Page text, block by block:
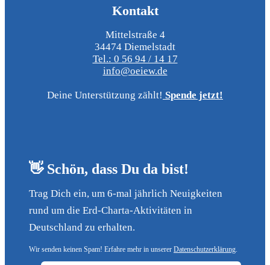
👋 Schön, dass Du da bist!
Trag Dich ein, um 6-mal jährlich Neuigkeiten
rund um die Erd-Charta-Aktivitäten in
Deutschland zu erhalten.
Wir senden keinen Spam! Erfahre mehr in unserer Datenschutzerklärung.
Kontakt
Mittelstraße 4
34474 Diemelstadt
Tel.: 0 56 94 / 14 17
info@oeiew.de
Deine Unterstützung zählt! Spende jetzt!